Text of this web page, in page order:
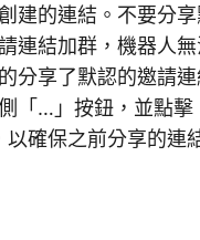
建的連結。不要分享
連結加群，機器人無
分享了默認的邀請
「…」按鈕，並點擊
以確保之前分享的連